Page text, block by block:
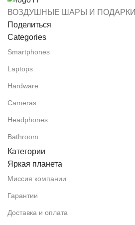
ВОЗДУШНЫЕ ШАРЫ И ПОДАРКИ
Поделиться
Categories
Smartphones
Laptops
Hardware
Cameras
Headphones
Bathroom
Категории
Яркая планета
Миссия компании
Гарантии
Доставка и оплата